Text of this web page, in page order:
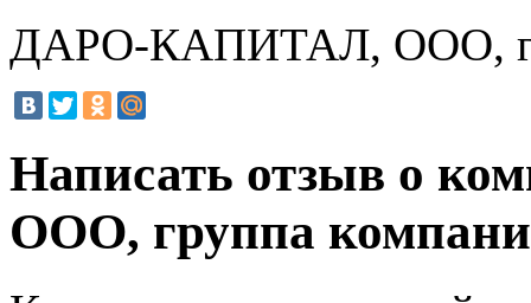
ДАРО-КАПИТАЛ, ООО,
Написать отзыв о
ООО, группа